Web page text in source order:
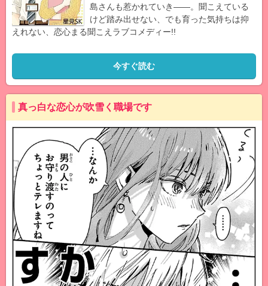
島さんも惹かれていき――。聞こえている
けど踏み出せない、でも育った気持ちは抑
えれない、恋心まる聞こえラブコメディー!!
今すぐ読む
真っ白な恋心が吹雪く職場です